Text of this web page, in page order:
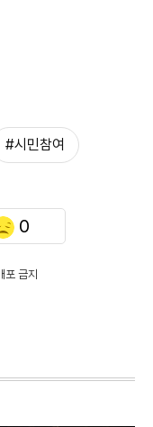
#시민참여
0
금지